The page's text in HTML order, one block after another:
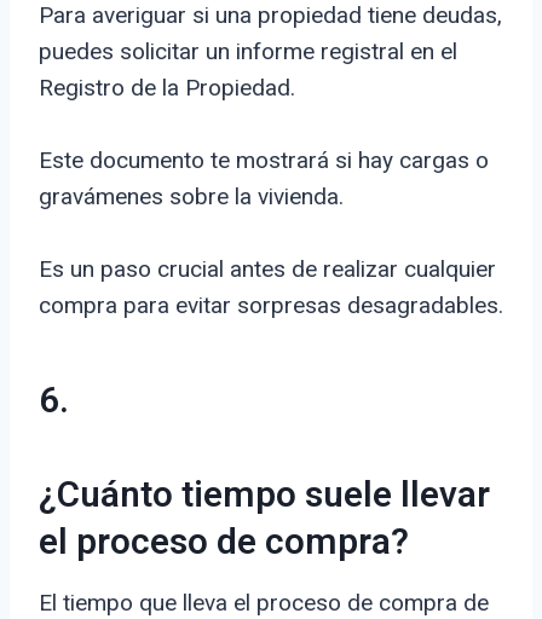
Para averiguar si una propiedad tiene deudas,
puedes solicitar un informe registral en el
Registro de la Propiedad.
Este documento te mostrará si hay cargas o
gravámenes sobre la vivienda.
Es un paso crucial antes de realizar cualquier
compra para evitar sorpresas desagradables.
6.
¿Cuánto tiempo suele llevar
el proceso de compra?
El tiempo que lleva el proceso de compra de